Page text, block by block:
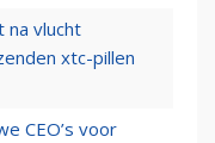
na vlucht
xtc-pillen
CEO’s voor